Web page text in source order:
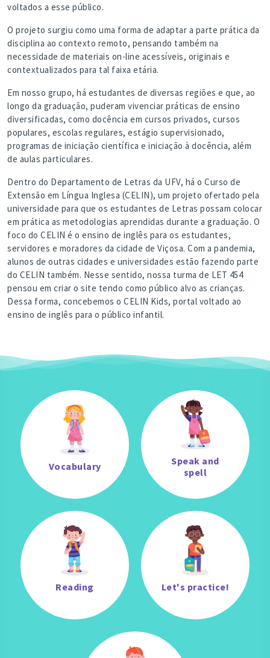
voltados a esse público.
O projeto surgiu como uma forma de adaptar a parte prática da
disciplina ao contexto remoto, pensando também na
necessidade de materiais on-line acessíveis, originais e
contextualizados para tal faixa etária.
Em nosso grupo, há estudantes de diversas regiões e que, ao
longo da graduação, puderam vivenciar práticas de ensino
diversificadas, como docência em cursos privados, cursos
populares, escolas regulares, estágio supervisionado,
programas de iniciação científica e iniciação à docência, além
de aulas particulares.
Dentro do Departamento de Letras da UFV, há o Curso de
Extensão em Língua Inglesa (CELIN), um projeto ofertado pela
universidade para que os estudantes de Letras possam colocar
em prática as metodologias aprendidas durante a graduação. O
foco do CELIN é o ensino de inglês para os estudantes,
servidores e moradores da cidade de Viçosa. Com a pandemia,
alunos de outras cidades e universidades estão fazendo parte
do CELIN também. Nesse sentido, nossa turma de LET 454
pensou em criar o site tendo como público alvo as crianças.
Dessa forma, concebemos o CELIN Kids, portal voltado ao
ensino de inglês para o público infantil.
Vocabulary
Speak and
spell
Reading Let's practice!